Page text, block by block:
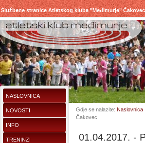
Službene stranice Atletskog kluba "Međimurje" Čakovec
NASLOVNICA
NOVOSTI
INFO
TRENINZI
Gdje se nalazite: Naslovnica
Čakovec
01.04.2017. -